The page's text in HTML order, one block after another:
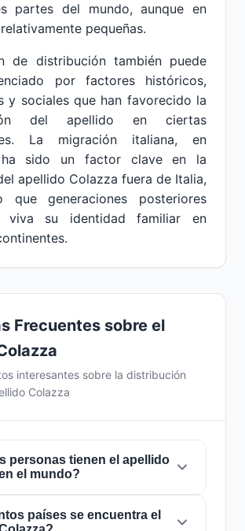
partes del mundo, aunque en
pequeñas.
de distribución también puede
por factores históricos,
y sociales que han favorecido la
del apellido en ciertas
La migración italiana, en
ha sido un factor clave en la
apellido Colazza fuera de Italia,
que generaciones posteriores
viva su identidad familiar en
Frecuentes sobre el
interesantes sobre la distribución
Colazza
personas tienen el apellido
el mundo?
hay aproximadamente142
países se encuentra el